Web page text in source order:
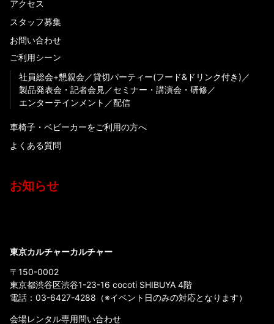
アクセス
スタッフ募集
お問い合わせ
ご利用シーン
社員総会+懇親会
貸切パーティー(フード&ドリンク付き)
製品発表会・記者会見
セミナー・講演会・研修
エンターテインメント
配信
車椅子・ベビーカーをご利用の方へ
よくある質問
お知らせ
東京カルチャーカルチャー
〒150-0002
東京都渋谷区渋谷1-23-16 cocoti SHIBUYA 4階
電話： 03-6427-4288 （※イベント日のみの対応となります）
会場レンタル専用問い合わせ